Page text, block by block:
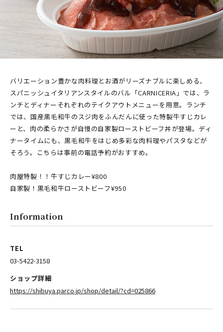
バリエーション豊かな肉料理とお酒がリーズナブルに楽しめる、
スパニッシュイタリアンスタイルのバル「CARNICERIA」では、ラ
ンチとディナーそれぞれのテイクアウトメニューを用意。ランチ
では、国産黒毛和牛のスジ肉をふんだんに使った特製牛すじカレ
ーと、肉の柔らかさが自慢の自家製ローストビーフ丼が登場。ディ
ナータイムにも、黒毛和牛をはじめ多彩な肉料理やパスタなどが
そろう。こちらは事前の電話予約がおすすめ。
肉屋特製！！牛すじカレー¥800
自家製！黒毛和牛ローストビーフ¥950
Information
TEL
03-5422-3158
ショップ詳細
https://shibuya.parco.jp/shop/detail/?cd=025866